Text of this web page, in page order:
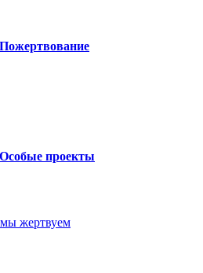
Пожертвование
Особые проекты
жертвуем